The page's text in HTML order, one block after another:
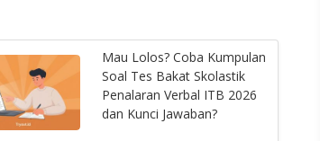
Mau Lolos? Coba Kumpulan
Soal Tes Bakat Skolastik
Penalaran Verbal ITB 2026
dan Kunci Jawaban?